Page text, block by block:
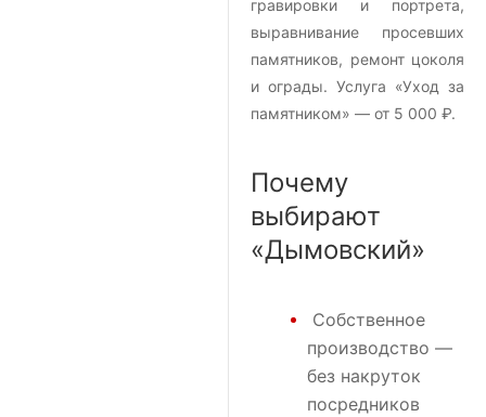
гравировки и портрета,
выравнивание просевших
памятников, ремонт цоколя
и ограды. Услуга «Уход за
памятником» — от 5 000 ₽.
Почему
выбирают
«Дымовский»
Собственное
производство —
без накруток
посредников